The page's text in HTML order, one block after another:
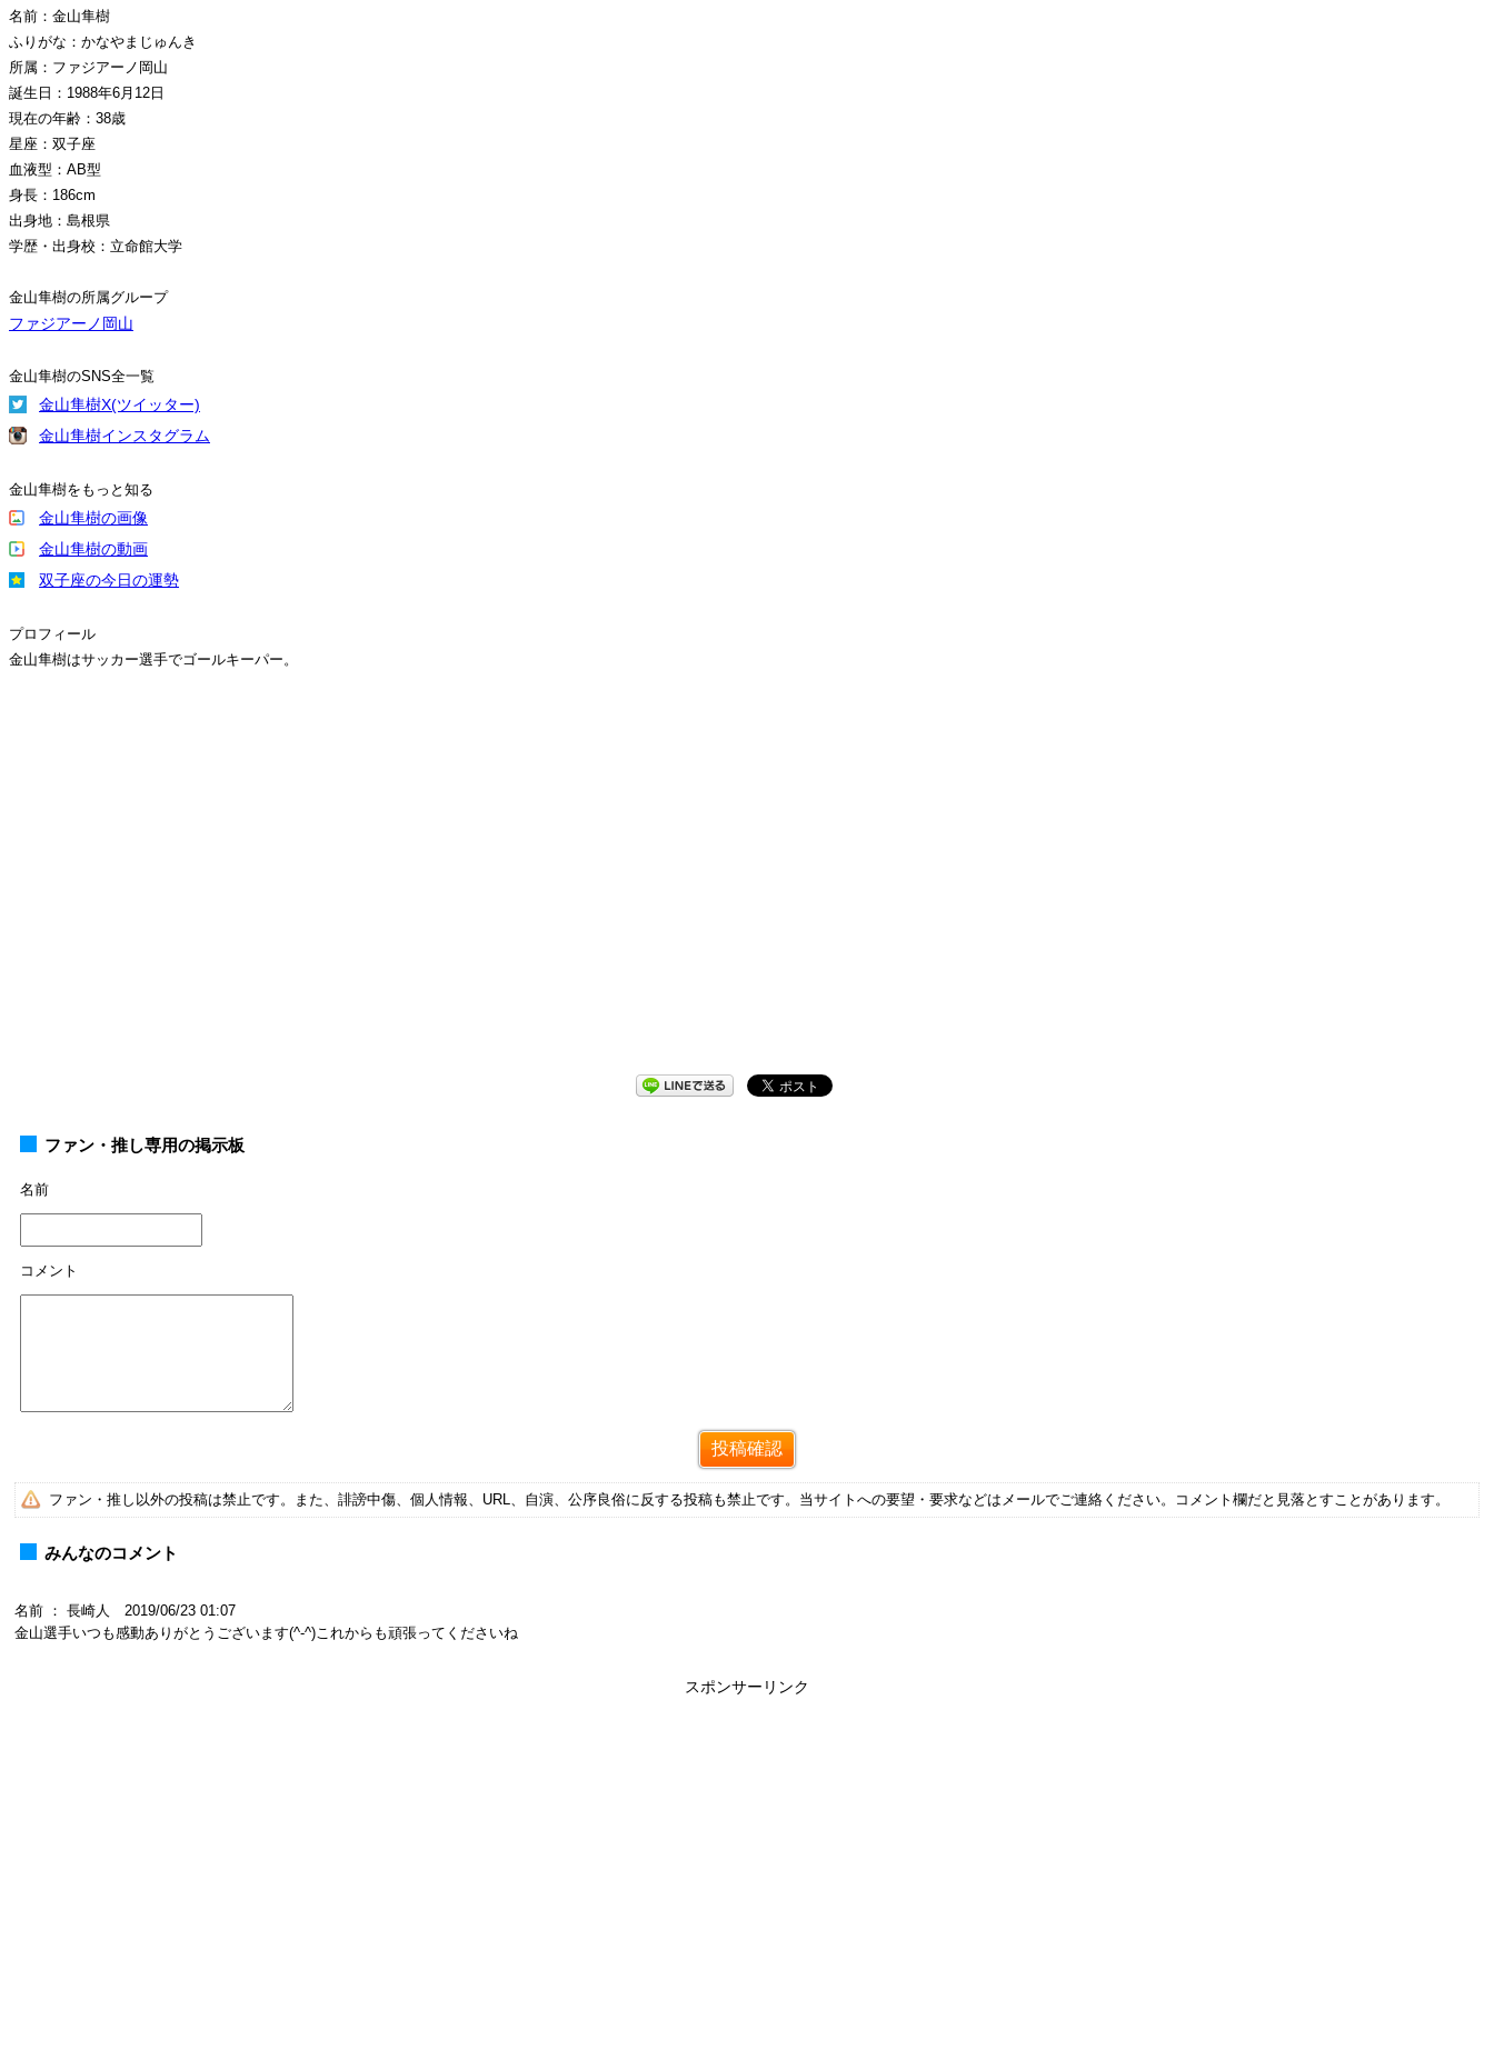
名前：金山隼樹
ふりがな：かなやまじゅんき
所属：ファジアーノ岡山
誕生日：1988年6月12日
現在の年齢：38歳
星座：双子座
血液型：AB型
身長：186cm
出身地：島根県
学歴・出身校：立命館大学
金山隼樹の所属グループ
ファジアーノ岡山
金山隼樹のSNS全一覧
金山隼樹X(ツイッター)
金山隼樹インスタグラム
金山隼樹をもっと知る
金山隼樹の画像
金山隼樹の動画
双子座の今日の運勢
プロフィール
金山隼樹はサッカー選手でゴールキーパー。
ファン・推し専用の掲示板
名前
コメント
ファン・推し以外の投稿は禁止です。また、誹謗中傷、個人情報、URL、自演、公序良俗に反する投稿も禁止です。当サイトへの要望・要求などはメールでご連絡ください。コメント欄だと見落とすことがあります。
みんなのコメント
名前 ： 長崎人 2019/06/23 01:07
金山選手いつも感動ありがとうございます(^-^)これからも頑張ってくださいね
スポンサーリンク